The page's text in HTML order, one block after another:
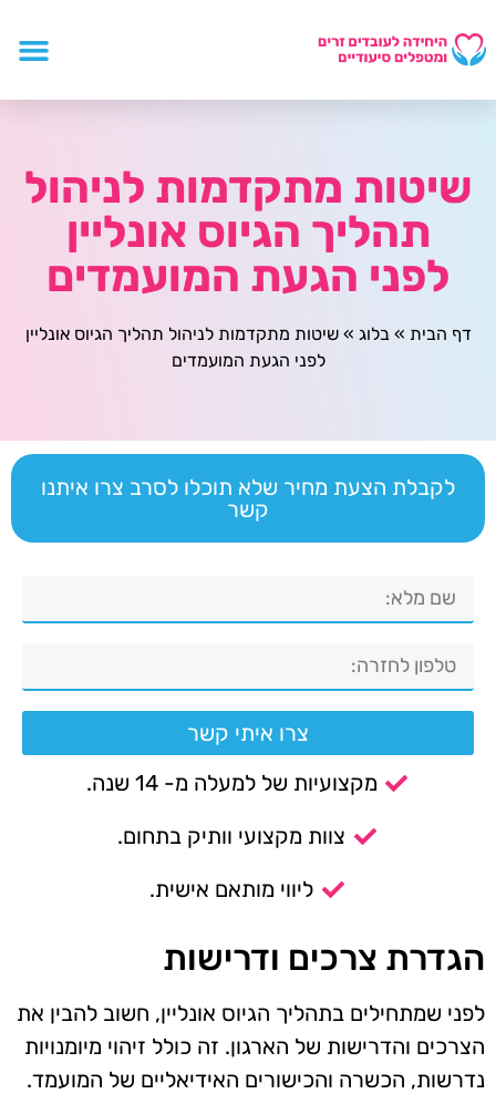
שיטות מתקדמות לניהול
תהליך הגיוס אונליין
לפני הגעת המועמדים
דף הבית »בלוג »שיטות מתקדמות לניהול תהליך הגיוס אונליין
לפני הגעת המועמדים
לקבלת הצעת מחיר שלא תוכלו לסרב צרו איתנו
קשר
צרו איתי קשר
מקצועיות של למעלה מ- 14 שנה.
צוות מקצועי וותיק בתחום.
ליווי מותאם אישית.
הגדרת צרכים ודרישות
לפני שמתחילים בתהליך הגיוס אונליין, חשוב להבין את
הצרכים והדרישות של הארגון. זה כולל זיהוי מיומנויות
נדרשות, הכשרה והכישורים האידיאליים של המועמד.